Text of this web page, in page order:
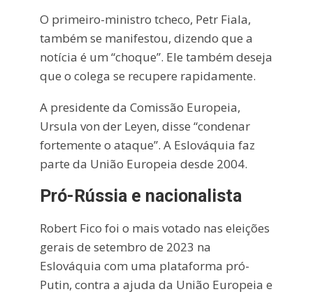
O primeiro-ministro tcheco, Petr Fiala,
também se manifestou, dizendo que a
notícia é um “choque”. Ele também deseja
que o colega se recupere rapidamente.
A presidente da Comissão Europeia,
Ursula von der Leyen, disse “condenar
fortemente o ataque”. A Eslováquia faz
parte da União Europeia desde 2004.
Pró-Rússia e nacionalista
Robert Fico foi o mais votado nas eleições
gerais de setembro de 2023 na
Eslováquia com uma plataforma pró-
Putin, contra a ajuda da União Europeia e